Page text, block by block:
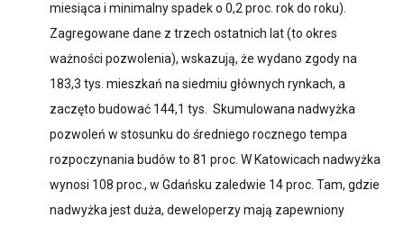
miesiąca i minimalny spadek o 0,2 proc. rok do roku).
Zagregowane dane z trzech ostatnich lat (to okres
ważności pozwolenia), wskazują, że wydano zgody na
183,3 tys. mieszkań na siedmiu głównych rynkach, a
zaczęto budować 144,1 tys. Skumulowana nadwyżka
pozwoleń w stosunku do średniego rocznego tempa
rozpoczynania budów to 81 proc. W Katowicach nadwyżka
wynosi 108 proc., w Gdańsku zaledwie 14 proc. Tam, gdzie
nadwyżka jest duża, deweloperzy mają zapewniony